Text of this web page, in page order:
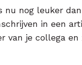
nu nog leuker
in een
van je collega